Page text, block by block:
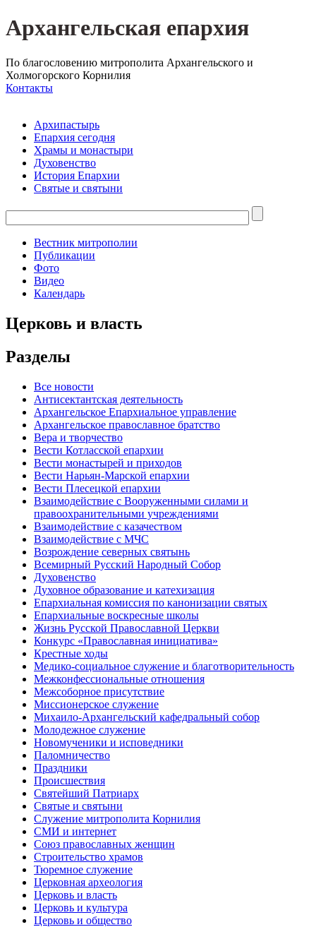
Архангельская епархия
По благословению митрополита Архангельского и
Холмогорского Корнилия
Контакты
Архипастырь
Епархия сегодня
Храмы и монастыри
Духовенство
История Епархии
Святые и святыни
Вестник митрополии
Публикации
Фото
Видео
Календарь
Церковь и власть
Разделы
Все новости
Антисектантская деятельность
Архангельское Епархиальное управление
Архангельское православное братство
Вера и творчество
Вести Котласской епархии
Вести монастырей и приходов
Вести Нарьян-Марской епархии
Вести Плесецкой епархии
Взаимодействие с Вооруженными силами и
правоохранительными учреждениями
Взаимодействие с казачеством
Взаимодействие с МЧС
Возрождение северных святынь
Всемирный Русский Народный Собор
Духовенство
Духовное образование и катехизация
Епархиальная комиссия по канонизации святых
Епархиальные воскресные школы
Жизнь Русской Православной Церкви
Конкурс «Православная инициатива»
Крестные ходы
Медико-социальное служение и благотворительность
Межконфессиональные отношения
Межсоборное присутствие
Миссионерское служение
Михаило-Архангельский кафедральный собор
Молодежное служение
Новомученики и исповедники
Паломничество
Праздники
Происшествия
Святейший Патриарх
Святые и святыни
Служение митрополита Корнилия
СМИ и интернет
Союз православных женщин
Строительство храмов
Тюремное служение
Церковная археология
Церковь и власть
Церковь и культура
Церковь и общество